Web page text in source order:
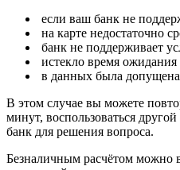
если ваш банк не
на карте недостаточно
банк не поддерживает
истекло время
в данных была
В этом случае вы можете
минут, воспользоваться
банк для решения вопроса.
Безналичным расчётом можно